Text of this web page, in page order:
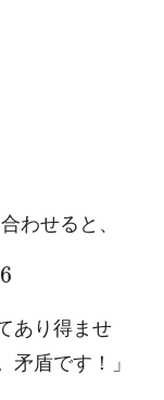
わせると、
あり得ませ
矛盾です！」